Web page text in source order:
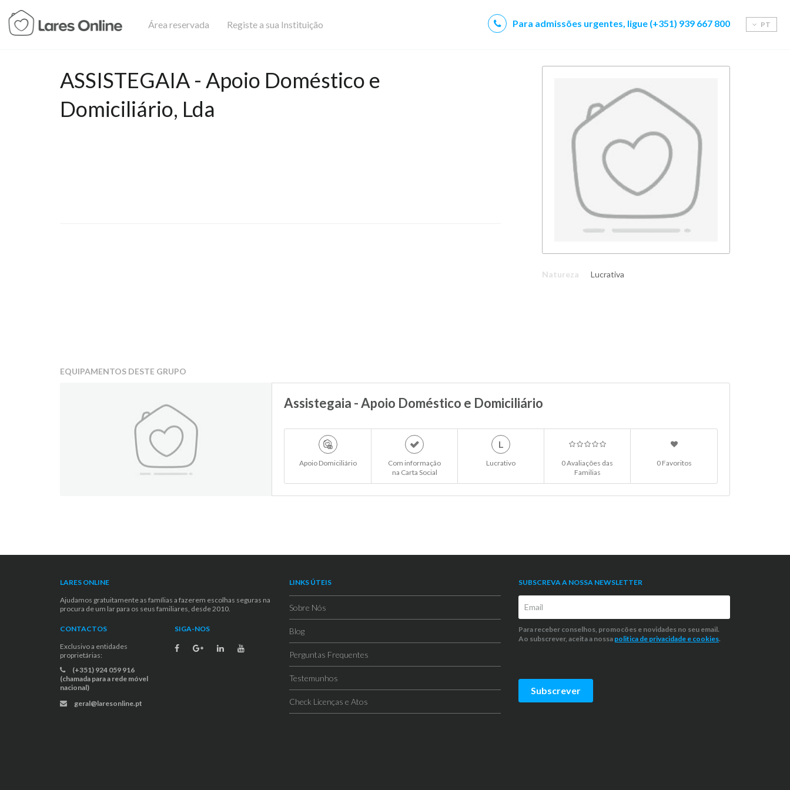
Área reservada Registe a sua Instituição PT
Para admissões urgentes, ligue (+351) 939 667 800
ASSISTEGAIA - Apoio Doméstico e
Domiciliário, Lda
Natureza Lucrativa
EQUIPAMENTOS DESTE GRUPO
Assistegaia - Apoio Doméstico e Domiciliário
Apoio Domiciliário
Com informação
na Carta Social
L
Lucrativo
0 Avaliações das
Familias
0 Favoritos
LARES ONLINE
Ajudamos gratuitamente as famílias a fazerem escolhas seguras na
procura de um lar para os seus familiares, desde 2010.
CONTACTOS
Exclusivo a entidades
proprietárias:
(+351) 924 059 916
(chamada para a rede móvel
nacional)
geral@laresonline.pt
SIGA-NOS
LINKS ÚTEIS
Sobre Nós
Blog
Perguntas Frequentes
Testemunhos
Check Licenças e Atos
SUBSCREVA A NOSSA NEWSLETTER
Para receber conselhos, promocões e novidades no seu email.
Ao subscrever, aceita a nossa politica de privacidade e cookies.
Subscrever